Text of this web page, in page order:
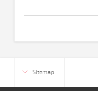
Sitemap